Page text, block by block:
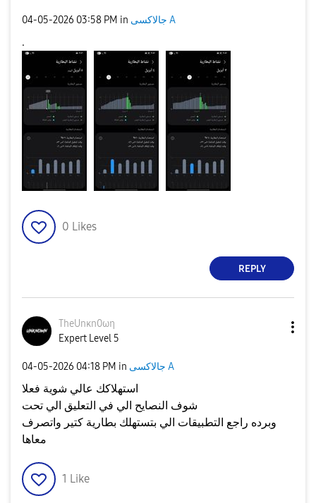
‎04-05-2026 03:58 PM in جالاكسى A
.
0 Likes
REPLY
TheUnκn0ωη
Expert Level 5
‎04-05-2026 04:18 PM in جالاكسى A
استهلاكك عالي شوية فعلا
شوف النصايح الي في التعليق الي تحت
وبرده راجع التطبيقات الي بتستهلك بطارية كتير واتصرف
معاها
1 Like